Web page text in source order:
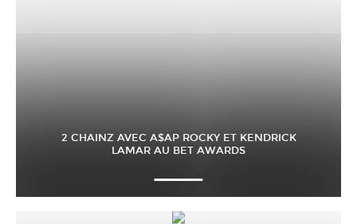
2 CHAINZ AVEC A$AP ROCKY ET KENDRICK
LAMAR AU BET AWARDS